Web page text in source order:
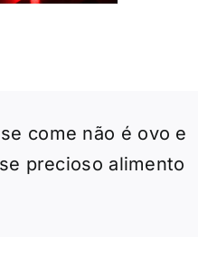
come não é ovo e
precioso alimento